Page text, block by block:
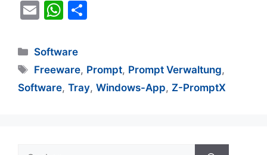
E
ai
l
W
at
s
A
n
Kategorien
Software
Schlagwörter
Freeware, Prompt, Prompt Verwaltung,
Software, Tray, Windows-App, Z-PromptX